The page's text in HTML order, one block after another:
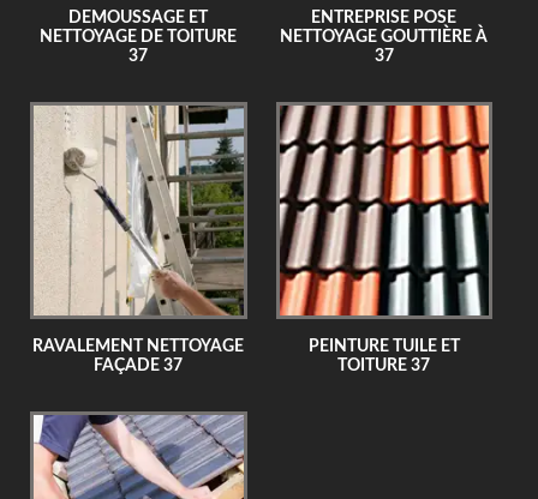
DEMOUSSAGE ET
NETTOYAGE DE TOITURE
37
ENTREPRISE POSE
NETTOYAGE GOUTTIÈRE À
37
RAVALEMENT NETTOYAGE
FAÇADE 37
PEINTURE TUILE ET
TOITURE 37